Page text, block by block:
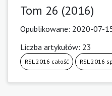
Tom 26 (2016)
Opublikowane: 2020-07-
Liczba artykułów: 23
RSL 2016 całość RSL 2016